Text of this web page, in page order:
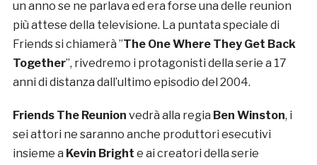
un anno se ne parlava ed era forse una delle reunion
più attese della televisione. La puntata speciale di
Friends si chiamerà ”The One Where They Get Back
Together”, rivedremo i protagonisti della serie a 17
anni di distanza dall’ultimo episodio del 2004.
Friends The Reunion vedrà alla regia Ben Winston, i
sei attori ne saranno anche produttori esecutivi
insieme a Kevin Bright e ai creatori della serie